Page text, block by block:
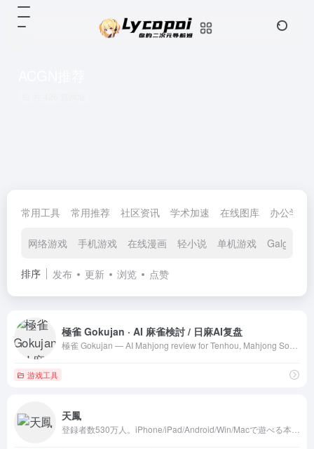
常用工具 常用推荐 社区资讯 学术加速 在线图库 办公学习
网络游戏 手机游戏 在线漫画 轻小说 单机游戏 Galgame
排序 发布 更新 浏览 点赞
極雀 Gokujan · AI 麻雀検討 / 日麻AI复盘
游戏工具
天鳳